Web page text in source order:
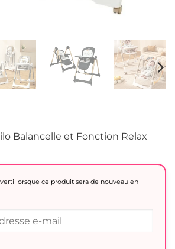
Balancelle et Fonction Relax
lorsque ce produit sera de nouveau en